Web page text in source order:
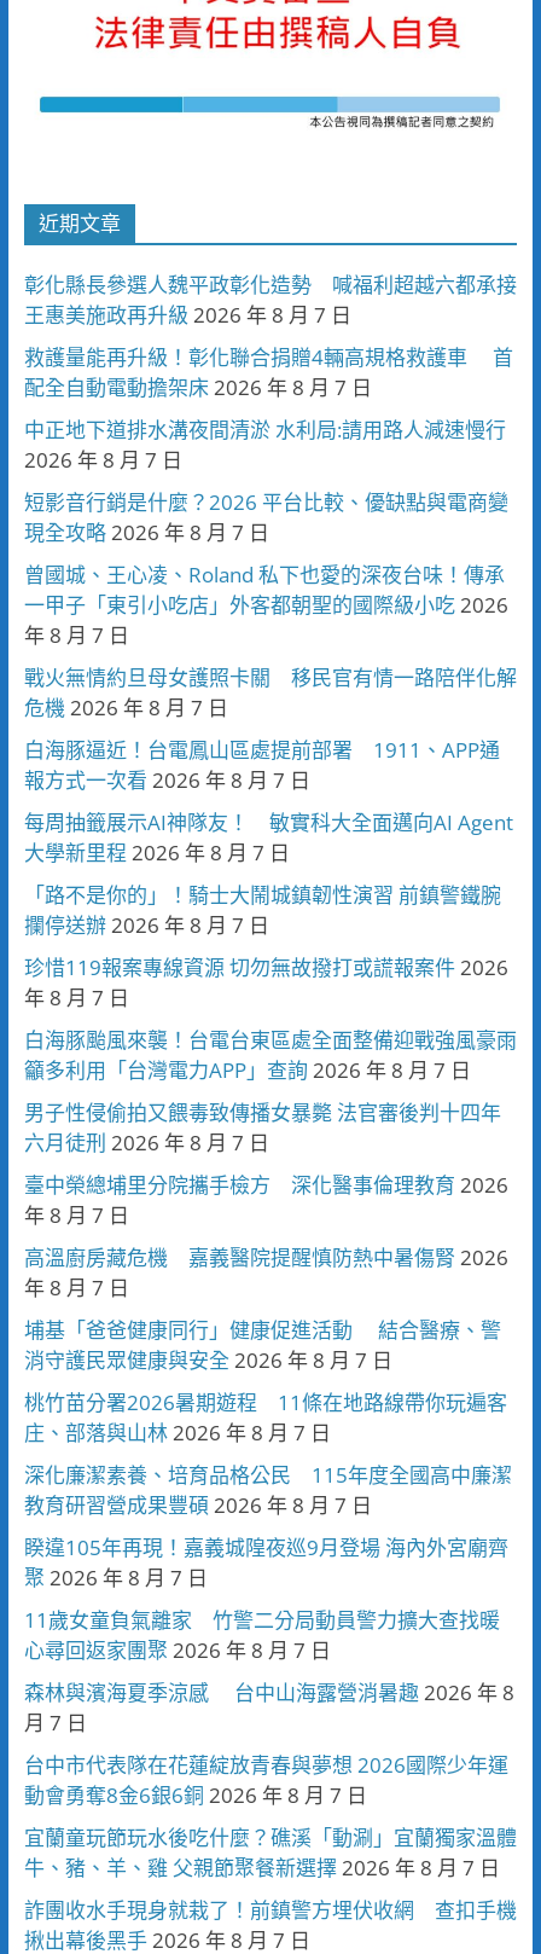
近期文章
彰化縣長參選人魏平政彰化造勢 喊福利超越六都承接
王惠美施政再升級 2026 年 8 月 7 日
救護量能再升級！彰化聯合捐贈4輛高規格救護車 首
配全自動電動擔架床 2026 年 8 月 7 日
中正地下道排水溝夜間清淤 水利局:請用路人減速慢行
2026 年 8 月 7 日
短影音行銷是什麼？2026 平台比較、優缺點與電商變
現全攻略 2026 年 8 月 7 日
曾國城、王心凌、Roland 私下也愛的深夜台味！傳承
一甲子「東引小吃店」外客都朝聖的國際級小吃 2026
年 8 月 7 日
戰火無情約旦母女護照卡關 移民官有情一路陪伴化解
危機 2026 年 8 月 7 日
白海豚逼近！台電鳳山區處提前部署 1911、APP通
報方式一次看 2026 年 8 月 7 日
每周抽籤展示AI神隊友！ 敏實科大全面邁向AI Agent
大學新里程 2026 年 8 月 7 日
「路不是你的」！騎士大鬧城鎮韌性演習 前鎮警鐵腕
攔停送辦 2026 年 8 月 7 日
珍惜119報案專線資源 切勿無故撥打或謊報案件 2026
年 8 月 7 日
白海豚颱風來襲！台電台東區處全面整備迎戰強風豪雨
籲多利用「台灣電力APP」查詢 2026 年 8 月 7 日
男子性侵偷拍又餵毒致傳播女暴斃 法官審後判十四年
六月徒刑 2026 年 8 月 7 日
臺中榮總埔里分院攜手檢方 深化醫事倫理教育 2026
年 8 月 7 日
高溫廚房藏危機 嘉義醫院提醒慎防熱中暑傷腎 2026
年 8 月 7 日
埔基「爸爸健康同行」健康促進活動 結合醫療、警
消守護民眾健康與安全 2026 年 8 月 7 日
桃竹苗分署2026暑期遊程 11條在地路線帶你玩遍客
庄、部落與山林 2026 年 8 月 7 日
深化廉潔素養、培育品格公民 115年度全國高中廉潔
教育研習營成果豐碩 2026 年 8 月 7 日
睽違105年再現！嘉義城隍夜巡9月登場 海內外宮廟齊
聚 2026 年 8 月 7 日
11歲女童負氣離家 竹警二分局動員警力擴大查找暖
心尋回返家團聚 2026 年 8 月 7 日
森林與濱海夏季涼感 台中山海露營消暑趣 2026 年 8
月 7 日
台中市代表隊在花蓮綻放青春與夢想 2026國際少年運
動會勇奪8金6銀6銅 2026 年 8 月 7 日
宜蘭童玩節玩水後吃什麼？礁溪「動涮」宜蘭獨家溫體
牛、豬、羊、雞 父親節聚餐新選擇 2026 年 8 月 7 日
詐團收水手現身就栽了！前鎮警方埋伏收網 查扣手機
揪出幕後黑手 2026 年 8 月 7 日